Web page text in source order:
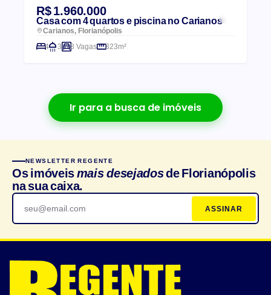
R$ 1.960.000
Casa com 4 quartos e piscina no Carianos
Carianos, Florianópolis
4
3 3 Vagas 323m²
Ir para a busca de imóveis
NEWSLETTER REGENTE
Os imóveismais desejadosde Florianópolis
na sua caixa.
ASSINAR